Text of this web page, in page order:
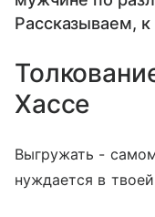
Рассказываем,
Хассе
Выгружать -
нуждается в